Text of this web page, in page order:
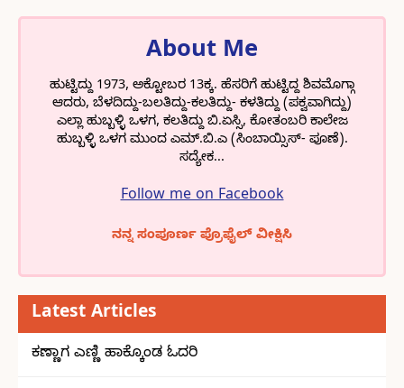
About Me
ಹುಟ್ಟಿದ್ದು 1973, ಅಕ್ಟೋಬರ 13ಕ್ಕ. ಹೆಸರಿಗೆ ಹುಟ್ಟಿದ್ದ ಶಿವಮೊಗ್ಗಾ
ಆದರು, ಬೆಳದಿದ್ದು-ಬಲತಿದ್ದು-ಕಲತಿದ್ದು- ಕಳತಿದ್ದು (ಪಕ್ವವಾಗಿದ್ದು)
ಎಲ್ಲಾ ಹುಬ್ಬಳ್ಳಿ ಒಳಗ, ಕಲತಿದ್ದು ಬಿ.ಏಸ್ಸಿ, ಕೋತಂಬರಿ ಕಾಲೇಜ
ಹುಬ್ಬಳ್ಳಿ ಒಳಗ ಮುಂದ ಎಮ್.ಬಿ.ಎ (ಸಿಂಬಾಯ್ಸಿಸ್- ಪೂಣೆ).
ಸದ್ಯೇಕ...
Follow me on Facebook
ನನ್ನ ಸಂಪೂರ್ಣ ಪ್ರೊಫೈಲ್ ವೀಕ್ಷಿಸಿ
Latest Articles
ಕಣ್ಣಾಗ ಎಣ್ಣಿ ಹಾಕ್ಕೊಂಡ ಓದರಿ